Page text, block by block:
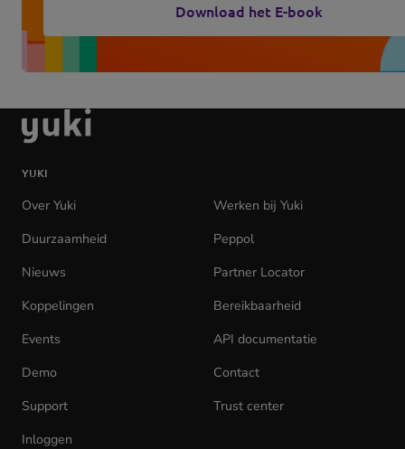
Download het E-book
Ga
naar
homepage
YUKI
Over Yuki Werken bij Yuki
Duurzaamheid
Peppol
Nieuws
Partner Locator
Koppelingen
Bereikbaarheid
Events
API documentatie
Demo
Contact
Support
Trust center
Inloggen